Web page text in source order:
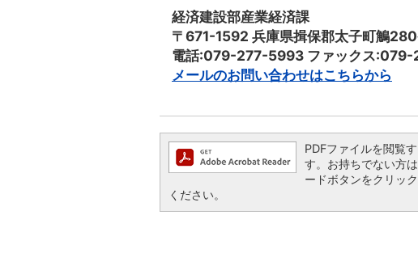
経済建設部産業経済課
〒671-1592 兵庫県揖保郡太子町鵤280
電話:079-277-5993 ファックス
メールのお問い合わせはこちらから
PDFファイルを閲覧
す。お持ちでない方
ードボタンをクリッ
ください。